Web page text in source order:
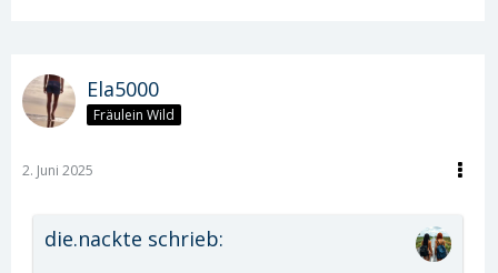
Ela5000
Fräulein Wild
2. Juni 2025
die.nackte schrieb: